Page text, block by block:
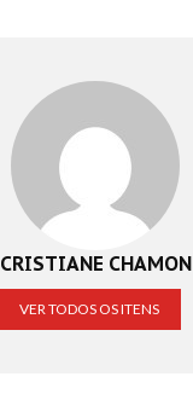
CRISTIANE CHAMON
VER TODOS OS ITENS